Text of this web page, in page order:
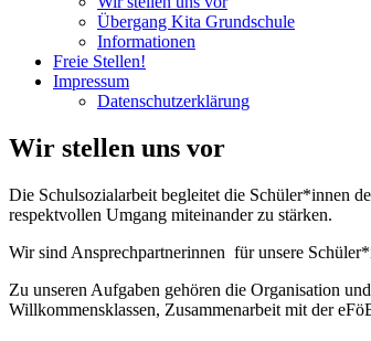
Übergang Kita Grundschule
Informationen
Freie Stellen!
Impressum
Datenschutzerklärung
Wir stellen uns vor
Die Schulsozialarbeit begleitet die Schüler*innen
respektvollen Umgang miteinander zu stärken.
Wir sind Ansprechpartnerinnen für unsere
Zu unseren Aufgaben gehören die Organisation
Willkommensklassen, Zusammenarbeit mit der